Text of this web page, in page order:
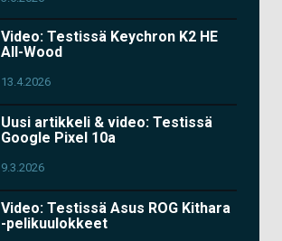
Video: Testissä Keychron K2 HE
All-Wood
13.4.2026
Uusi artikkeli & video: Testissä
Google Pixel 10a
9.3.2026
Video: Testissä Asus ROG Kithara
-pelikuulokkeet